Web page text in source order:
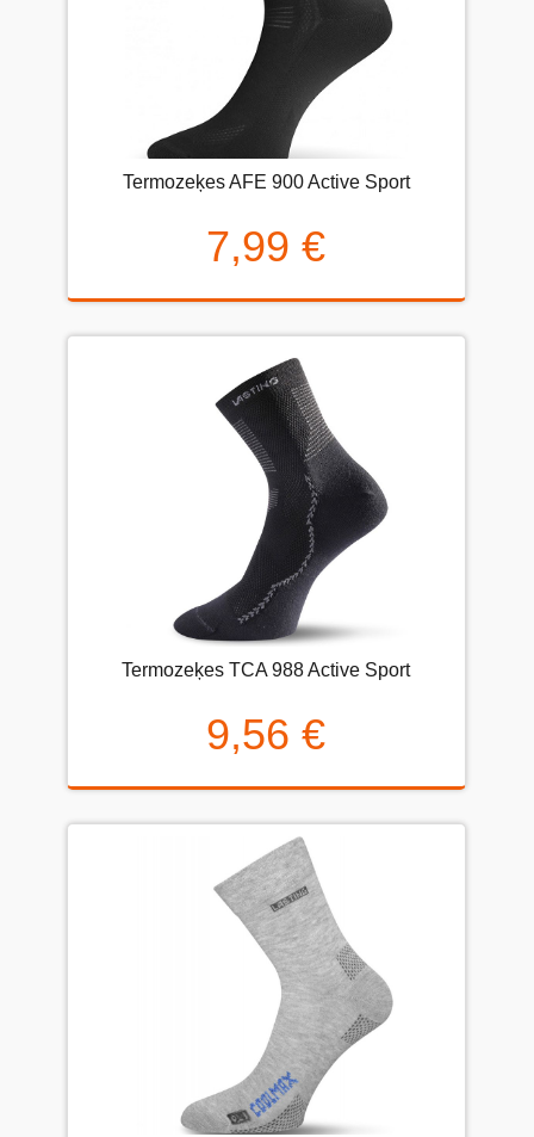
Termozeķes AFE 900 Active Sport
7,99 €
Termozeķes TCA 988 Active Sport
9,56 €